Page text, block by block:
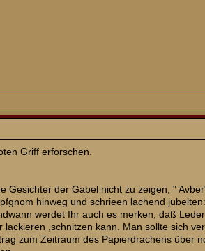
Griff erforschen.
der Gabel nicht zu zeigen, "
hinweg und schrieen lachend
werdet Ihr auch es merken, daß
,schnitzen kann. Man sollte sich
zum Zeitraum des Papierdrachens über